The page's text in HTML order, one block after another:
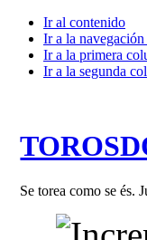
Ir al contenido
Ir a la
Ir a la primera
Ir a la segunda
Se torea como se és.